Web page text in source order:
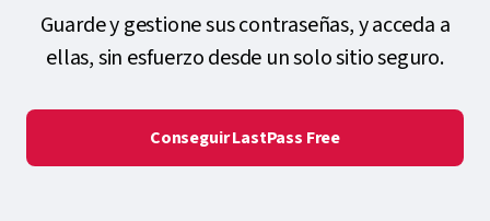
Guarde y gestione sus contraseñas, y acceda a
ellas, sin esfuerzo desde un solo sitio seguro.
Conseguir LastPass Free